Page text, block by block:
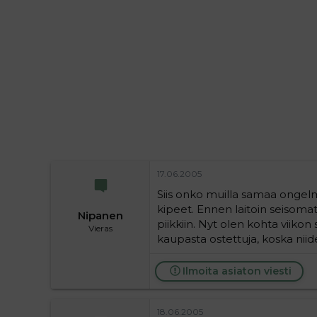
Nipanen
Vieras
17.06.2005
Siis onko muilla samaa
kipeet. Ennen laitoin
piikkiin. Nyt olen kohta
kaupasta ostettuja, koska
Ilmoita asiaton viesti
18.06.2005